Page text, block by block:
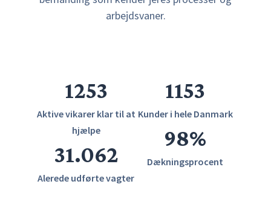
arbejdsvaner.
1253
Aktive vikarer klar til at
hjælpe
31.062
Alerede udførte vagter
1153
Kunder i hele Danmark
98%
Dækningsprocent